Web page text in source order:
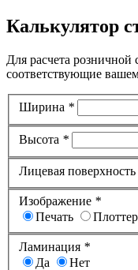
Калькулятор
Для расчета розничной
соответствующие
Ширина *
Высота *
Лицевая поверхность
Изображение *
Печать
Ламинация *
Да
Нет